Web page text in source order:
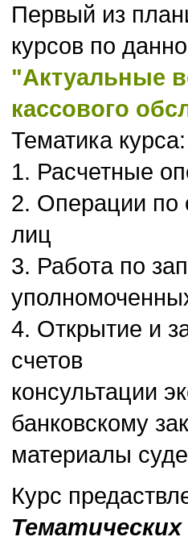
Первый из
курсов по
"Актуальные
кассового
Тематика курса:
1. Расчетные
2. Операции по
лиц
3. Работа по
4. Открытие и
счетов
консультации
банковскому
материалы
Курс